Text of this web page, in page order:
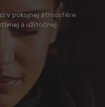
v pokojnej atmosfére.
a užitočnej